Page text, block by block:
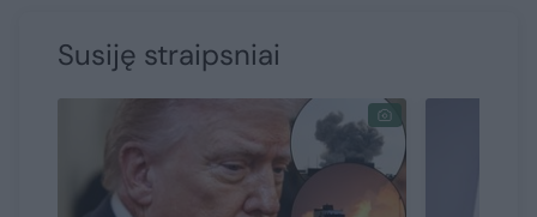
Susiję straipsniai